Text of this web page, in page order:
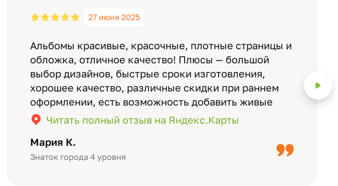
Мария К.
Знаток города 4 уровня
27 июня 2025
Альбомы красивые, красочные, плотные страницы и
обложка, отличное качество! Плюсы — большой
выбор дизайнов, быстрые сроки изготовления,
хорошее качество, различные скидки при раннем
оформлении, есть возможность добавить живые
кадры (потом можно смотреть через телефон
короткое видео с детьми, воспитателями).
Небольшой…
Читать полный отзыв на Яндекс.Карты